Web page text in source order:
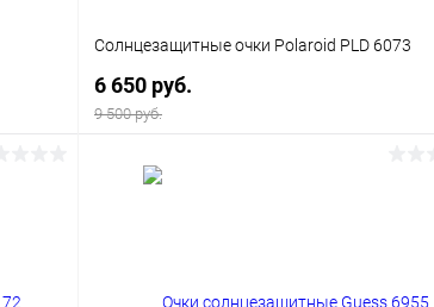
Солнцезащитные очки Polaroid PLD 6073
6 650 руб.
9 500 руб.